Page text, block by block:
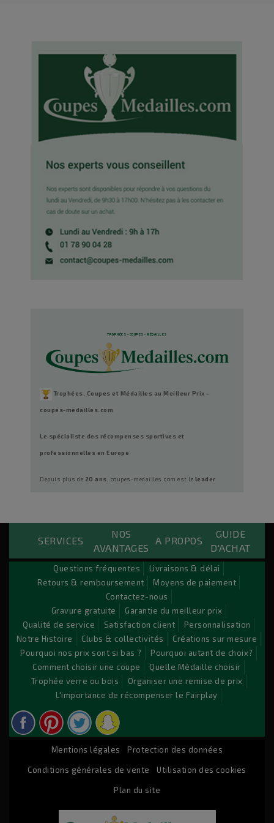
TROPHÉES - COUPES - MÉDAILLES
Trophées, Coupes et Médailles au Meilleur Prix –
coupes-medailles.com
Le spécialiste des récompenses sportives et
professionnelles en Europe
Depuis plus de 20 ans , coupes-medailles.com est le leader
Nos avantages exclusifs
(jusqu’à 40 caractères) sur tous nos trophées et
De 15% à 80% de remise immédiate
sur tous les produits
Livraison gratuite dès 200 €
Expédition le jour même
pour toute commande avant midi
Commandez dès aujourd’hui vos trophées pas chers et
recevez-les rapidement !
Coupes sportives pas chères & modèles prestige
Découvrez la plus large sélection decoupes sportivesdu marché
Coupes économiques pas chèrespour les petits budgets
pour encore plus d’économies
SERVICES
NOS
AVANTAGES
A PROPOS
GUIDE
D'ACHAT
Questions fréquentes
Livraisons & délai
Retours & remboursement
Moyens de paiement
Contactez-nous
Gravure gratuite
Garantie du meilleur prix
Qualité de service
Satisfaction client
Personnalisation
Notre Histoire
Clubs & collectivités
Créations sur mesure
Pourquoi nos prix sont si bas ?
Pourquoi autant de choix?
Comment choisir une coupe
Quelle Médaille choisir
Trophée verre ou bois
Organiser une remise de prix
L'importance de récompenser le Fairplay
Mentions légales Protection des données
Conditions générales de vente Utilisation des cookies
Plan du site
Custom Payements Block
Lorem ipsum dolor sit amet conse ctetu
Sit amet conse ctetur adipisicing elit, sed do eiusmod
tempor incididunt ut labore et dolore magna aliqua. Ut
enim ad minim veniam, quis nostrud exercitation ullamco
laboris nisi ut aliquip ex ea commodo consequat. Duis aute
irure dolor in reprehenderit.
© 2026 - Logiciel e-commerce par PrestaShop™